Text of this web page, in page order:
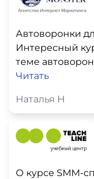
Автоворонки
Интересный
теме
Читать
Наталья Н
О курсе SMM-